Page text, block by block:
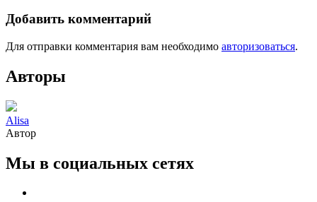
Добавить комментарий
Для отправки комментария вам необходимо авторизоваться.
Авторы
Alisa
Автор
Мы в социальных сетях